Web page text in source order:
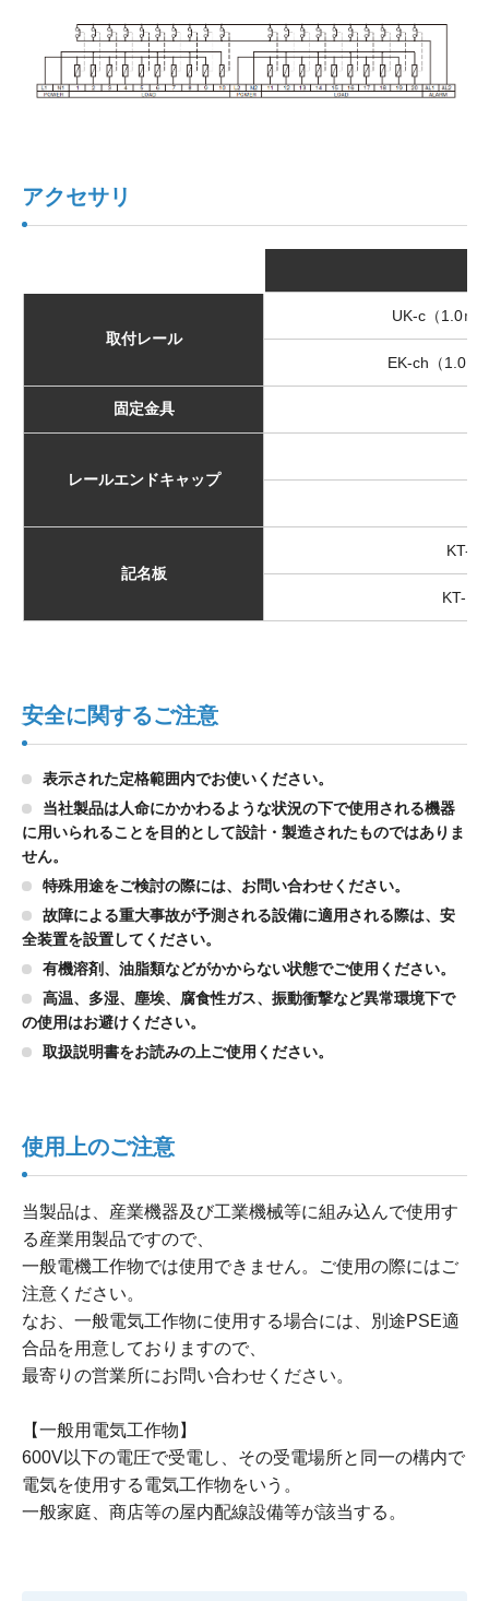
アクセサリ
取付レール
UK-c（1.0ｍ
EK-ch（1.0ｍ
固定金具
レールエンドキャップ
記名板
KT-
KT-1e
安全に関するご注意
表示された定格範囲内でお使いください。
当社製品は人命にかかわるような状況の下で使用される機器
に用いられることを目的として設計・製造されたものではありま
せん。
特殊用途をご検討の際には、お問い合わせください。
故障による重大事故が予測される設備に適用される際は、安
全装置を設置してください。
有機溶剤、油脂類などがかからない状態でご使用ください。
高温、多湿、塵埃、腐食性ガス、振動衝撃など異常環境下で
の使用はお避けください。
取扱説明書をお読みの上ご使用ください。
使用上のご注意
当製品は、産業機器及び工業機械等に組み込んで使用す
る産業用製品ですので、
一般電機工作物では使用できません。ご使用の際にはご
注意ください。
なお、一般電気工作物に使用する場合には、別途PSE適
合品を用意しておりますので、
最寄りの営業所にお問い合わせください。
【一般用電気工作物】
600V以下の電圧で受電し、その受電場所と同一の構内で
電気を使用する電気工作物をいう。
一般家庭、商店等の屋内配線設備等が該当する。